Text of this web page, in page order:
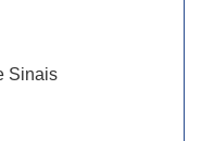
Sinais